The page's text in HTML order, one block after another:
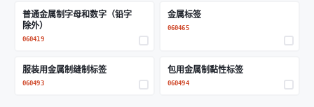
普通金属制字母和数字（铅字
除外）
060419
金属标签
060465
服装用金属制缝制标签
060493
包用金属制黏性标签
060494